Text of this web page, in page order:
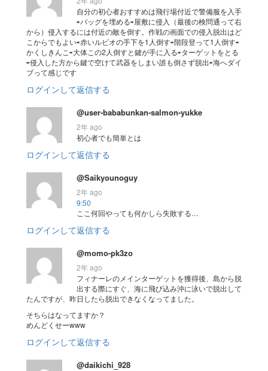
自分の初心者おすすめは飛行場付近で警備服を入手
⇨バッグを埋める⇨屋敷に侵入（最後の検問通って右
から）侵入するには付近の敵を倒す。作戦の画面での侵入脱出はど
こからでもよい⇨赤いルビオの手下を1人倒す⇨階段登って1人倒す⇨
かくしきんこ⇨大体この2人倒すと鍵が手に入る⇨ターゲットをとる
⇨侵入した方から鍵で空けて武器をしまい誰も倒さず脱出⇨海へダイ
ブって感じです
ログインして返信する
@user-bababunkan-salmon-yukke
2年 ago
初心者でも簡単とは
ログインして返信する
@Saikyounoguy
2年 ago
9:50
ここ何回やっても何かしら失敗する…
ログインして返信する
@momo-pk3zo
2年 ago
フィナーレのメインターゲットを獲得後、島から脱
出する際にすぐ、海に飛び込み沖に泳いで脱出して
たんですが、昨日したら脱出できなくなってました。
そちらはなってますか？
めんどくせーwww
ログインして返信する
@daikichi_928